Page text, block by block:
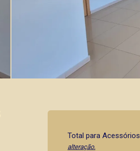
Total para Acessórios
alteração.